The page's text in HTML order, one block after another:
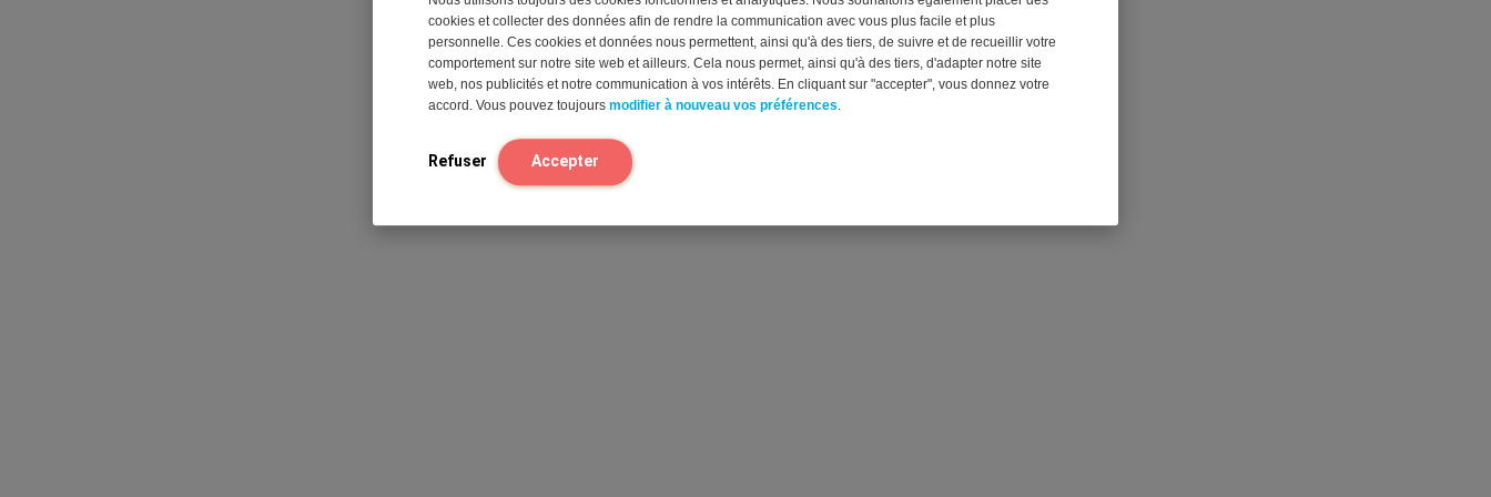
cookies et collecter des données afin de rendre la communication avec vous plus facile et plus
personnelle. Ces cookies et données nous permettent, ainsi qu'à des tiers, de suivre et de recueillir votre
comportement sur notre site web et ailleurs. Cela nous permet, ainsi qu'à des tiers, d'adapter notre site
web, nos publicités et notre communication à vos intérêts. En cliquant sur "accepter", vous donnez votre
accord. Vous pouvez toujours modifier à nouveau vos préférences
Refuser Accepter